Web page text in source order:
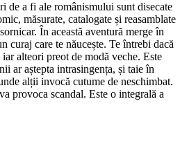
de a fi ale românismului sunt disecate
măsurate, catalogate și reasamblate
În această aventură merge în
curaj care te năucește. Te întrebi dacă
alteori preot de modă veche. Este
ar aștepta intrasingența, și taie în
alții invocă cutume de neschimbat.
provoca scandal. Este o integrală a